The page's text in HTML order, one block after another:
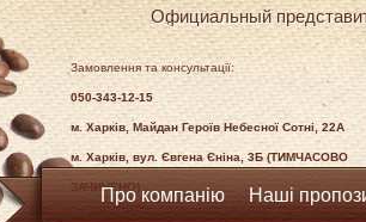
Официальный
Замовлення та консультації:
050-343-12-15
м. Харків, Майдан Героїв Небесної Сотні, 22А
м. Харків, вул. Євгена Єніна, 3Б (ТИМЧАСОВО
ЗАЧИНЕНО)
Про компанію Наші